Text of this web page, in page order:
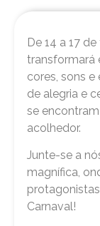
De 14 a 17
transformará
cores, sons e
de alegria e
se
acolhedor.
Junte-se a
magnífica,
Carnaval!